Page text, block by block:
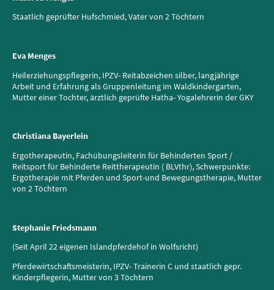
Staatlich geprüfter Hufschmied, Vater von 2 Töchtern
Eva Menges
Heilerziehungspflegerin, IPZV- Reitabzeichen silber, langjährige
Arbeit und Erfahrung als Gruppenleitung im Waldkindergarten,
Mutter einer Tochter, ärztlich geprüfte Hatha- Yogalehrerin der GKY
Christiana Bayerlein
Ergotherapeutin, Fachübungsleiterin für Behinderten Sport /
Reitsport für Behinderte Reittherapeutin ( BLVthr), Schwerpunkte:
Ergotherapie mit Pferden und Sport-und Bewegungstherapie, Mutter
von 2 Töchtern
Stephanie Friedsmann
(Seit April 22 eigenen Islandpferdehof in Wolfsricht)
Pferdewirtschaftsmeisterin, IPZV- Trainerin C und staatlich gepr.
Kinderpflegerin, Mutter von 3 Töchtern